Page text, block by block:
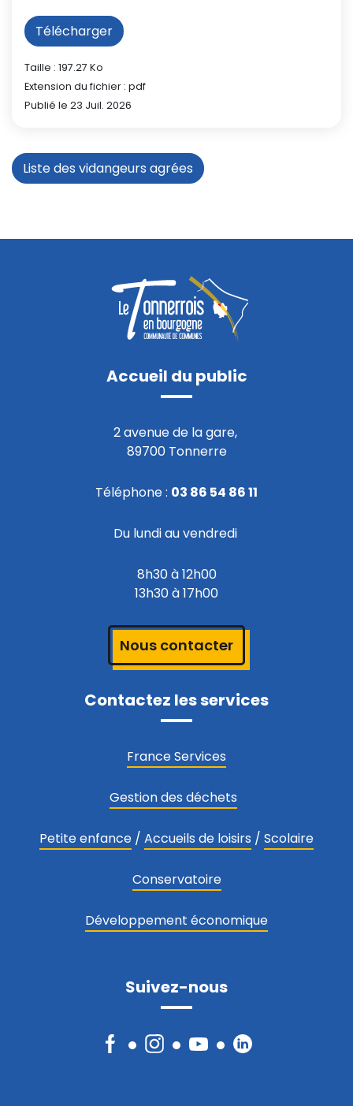
Télécharger
Taille : 197.27 Ko
Extension du fichier : pdf
Publié le 23 Juil. 2026
Liste des vidangeurs agrées
Accueil du public
2 avenue de la gare,
89700 Tonnerre
Téléphone : 03 86 54 86 11
Du lundi au vendredi
8h30 à 12h00
13h30 à 17h00
Nous contacter
Contactez les services
France Services
Gestion des déchets
Petite enfance / Accueils de loisirs / Scolaire
Conservatoire
Développement économique
Suivez-nous
FacebookInstagramYouTubeLinkedIn